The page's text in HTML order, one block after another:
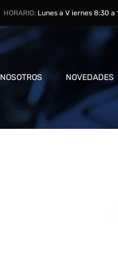
HORARIO: Lunes a V iernes 8:30 a
NOSOTROS NOVEDADES